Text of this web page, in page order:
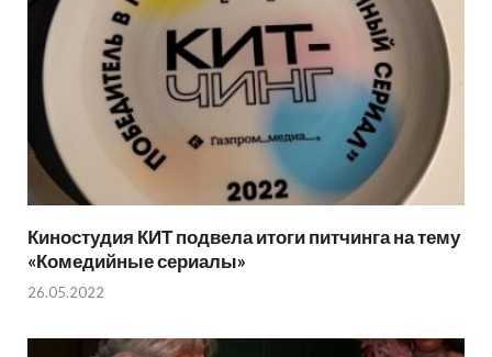
Киностудия КИТ подвела итоги питчинга на тему
«Комедийные сериалы»
26.05.2022